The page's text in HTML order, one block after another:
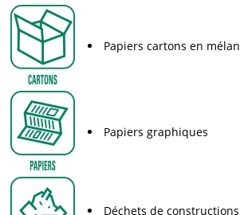
Papiers cartons en
Papiers graphiques
Déchets de